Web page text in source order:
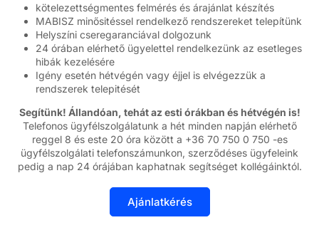
kötelezettségmentes felmérés és árajánlat készítés
MABISZ minősitéssel rendelkező rendszereket telepítünk
Helyszíni cseregaranciával dolgozunk
24 órában elérhető ügyelettel rendelkezünk az esetleges
hibák kezelésére
Igény esetén hétvégén vagy éjjel is elvégezzük a
rendszerek telepitését
Segítünk! Állandóan, tehát az esti órákban és hétvégén is!
Telefonos ügyfélszolgálatunk a hét minden napján elérhető
reggel 8 és este 20 óra között a +36 70 750 0 750 -es
ügyfélszolgálati telefonszámunkon, szerződéses ügyfeleink
pedig a nap 24 órájában kaphatnak segítséget kollégáinktól.